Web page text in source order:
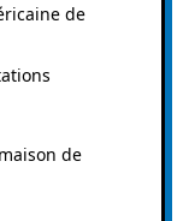
de
de